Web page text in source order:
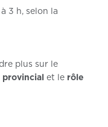
3 h, selon la
plus sur le
et le rôle